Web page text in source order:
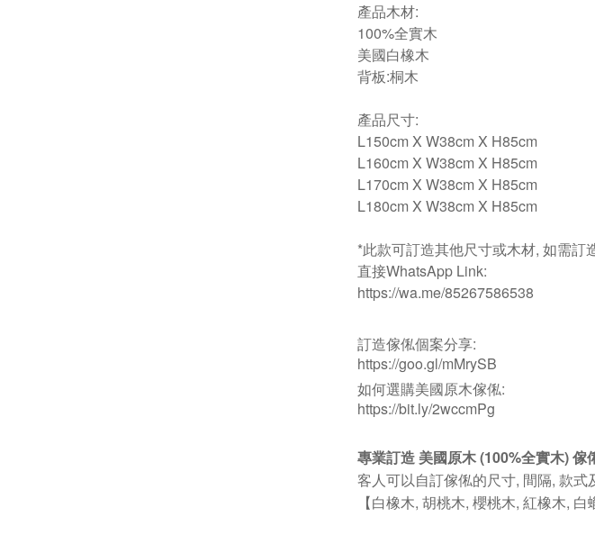
產品木材:
100%全實木
美國白橡木
背板:桐木
產品尺寸:
L150cm X W38cm X H85cm
L160cm X W38cm X H85cm
L170cm X W38cm X H85cm
L180cm X W38cm X H85cm
*此款可訂造其他尺寸或木材, 如需訂
直接WhatsApp Link:
https://wa.me/85267586538
訂造傢俬個案分享:
https://goo.gl/mMrySB
如何選購美國原木傢俬:
https://bit.ly/2wccmPg
專業訂造 美國原木 (100%全實木) 傢
客人可以自訂傢俬的尺寸, 間隔, 款式
【白橡木, 胡桃木, 櫻桃木, 紅橡木, 白